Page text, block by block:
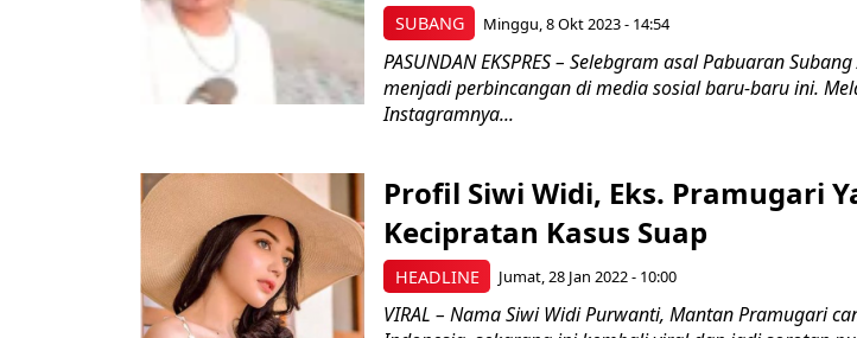
SUBANG Minggu, 8 Okt 2023 - 14:54
PASUNDAN EKSPRES – Selebgram asal Pabuaran
menjadi perbincangan di media sosial baru-baru ini.
Instagramnya...
HEADLINE
Profil Siwi Widi, Eks. Pramugari
Kecipratan Kasus Suap
Jumat, 28 Jan 2022 - 10:00
VIRAL – Nama Siwi Widi Purwanti, Mantan Pramugari